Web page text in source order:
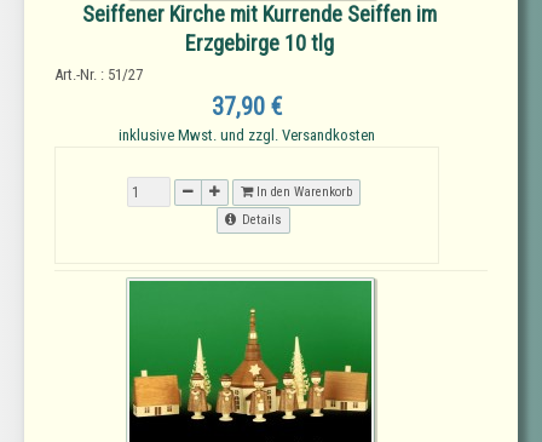
Seiffener Kirche mit Kurrende Seiffen im
Erzgebirge 10 tlg
Art.-Nr. : 51/27
37,90 €
inklusive Mwst. und zzgl. Versandkosten
In den Warenkorb
Details